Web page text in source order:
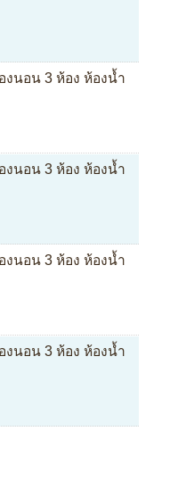
นอน 3 ห้อง ห้องน้ำ
นอน 3 ห้อง ห้องน้ำ
นอน 3 ห้อง ห้องน้ำ
นอน 3 ห้อง ห้องน้ำ